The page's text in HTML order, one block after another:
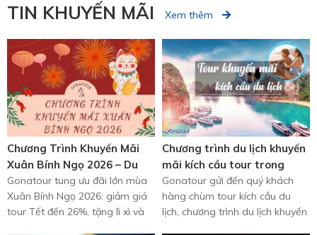
TIN KHUYẾN MÃI Xem thêm
Chương Trình Khuyến Mãi
Xuân Bính Ngọ 2026 – Du
Xuân Rộn Ràng cùng
Gonatour
Gonatour tung ưu đãi lớn mùa
Xuân Bính Ngọ 2026: giảm giá
tour Tết đến 26%, tặng lì xì và
Chương trình du lịch khuyến
mãi kích cầu tour trong
nước | Gonatour
Gonatour gửi đến quý khách
hàng chùm tour kích cầu du
lịch, chương trình du lịch khuyến